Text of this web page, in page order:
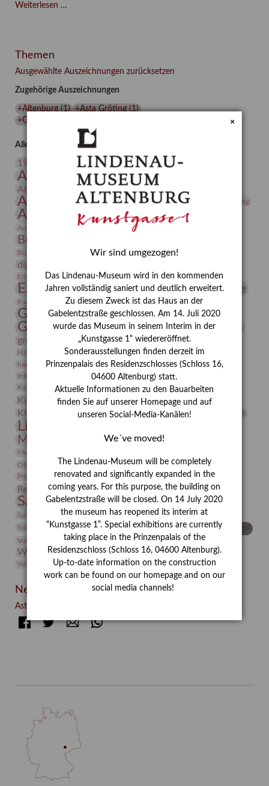
Weiterlesen …
(2021)
Themen
Ausgewählte Auszeichnungen zurücksetzen
Zugehörige Auszeichnungen
+Altenburg(1) +Asta Gröting(1)
+Gerhard-Altenbourg-Preis
Alle Auszeichnungen (106)
19. Jahrhundert 20. Jahrhundert
Altenburg Altenburger Museen
Altenburger Praxisjahr Altenburger Schlossberg
Antike Architektur Archiv Archäologie Asta Gröting
Ausstellung
Ausstellung "Berliner Blätter"
Ausstellung „Vier Winde“
Bauhaus
Bernhard August von Lindenau
Burg Posterstein Conrad Felixmüller Depot
digitallabor
Erdmann Julius Dietrich
Erlebnisportal estrusker Exlibris
Expressionismus Festrede Florenz Fotografie
frauen Frauen in der Antike und heute
Gerhard-Altenbourg-Preis
Gerhard Altenbourg
Gerhard Kurt Müller
grafische sammlung griechische Mythologie
Hanns-Conon von der Gabelentz Heinrich Kirchhoff Heldinnen
herman de vries Humboldt
Insekten
Integriertes Schädlingsmanagement
Italien Jahresempfang
Kolosseum
Kooperationsausstellung Korkmodelle Kunst
Kunstmuseum Kunstvermittlung Kunst von Kühl
KUNSTWAND Kurs Künstler Künstlerin Lehmbruck
Lindenau-Museum
Museumsgeschichte Museumsnacht
Museumspädagogik
Objekt im Fokus
Paul Klee Peter Schnürpel Phelloplastik
Pohlhof
Provenienz
Provenienzforschung
Restaurierung Restitution Rudi Lesser Ruth Wolf-Rehfeld
Sammlung Samstagszeichner Skulptur
Sonderausstellung
Sphinx
studio Studio Bildende Kunst
studioDIGITAL
Suermondt-Ludwig-Museum
Vermittlung Video
Videokunst
Volontariat
Walter Rheiner Weihnachten Werefkin
Werkbetrachtung Winter Wissenschaft
Wolf and Dog
Wolf und Hund
Zirkuswoche
Neueste Beiträge
Asta Gröting: Wolf and Dog (2021)
FacebookTwitterE-mailWhatsApp
×
Wir sind umgezogen!
Das Lindenau-Museum wird in den kommenden
Jahren vollständig saniert und deutlich erweitert.
Zu diesem Zweck ist das Haus an der
Gabelentzstraße geschlossen. Am 14. Juli 2020
wurde das Museum in seinem Interim in der
„Kunstgasse 1“ wiedereröffnet.
Sonderausstellungen finden derzeit im
Prinzenpalais des Residenzschlosses (Schloss 16,
04600 Altenburg) statt.
Aktuelle Informationen zu den Bauarbeiten
finden Sie auf unserer Homepage und auf
unseren Social-Media-Kanälen!
We´ve moved!
The Lindenau-Museum will be completely
renovated and significantly expanded in the
coming years. For this purpose, the building on
Gabelentzstraße will be closed. On 14 July 2020
the museum has reopened its interim at
“Kunstgasse 1”. Special exhibitions are currently
taking place in the Prinzenpalais of the
Residenzschloss (Schloss 16, 04600 Altenburg).
Up-to-date information on the construction
work can be found on our homepage and on our
social media channels!